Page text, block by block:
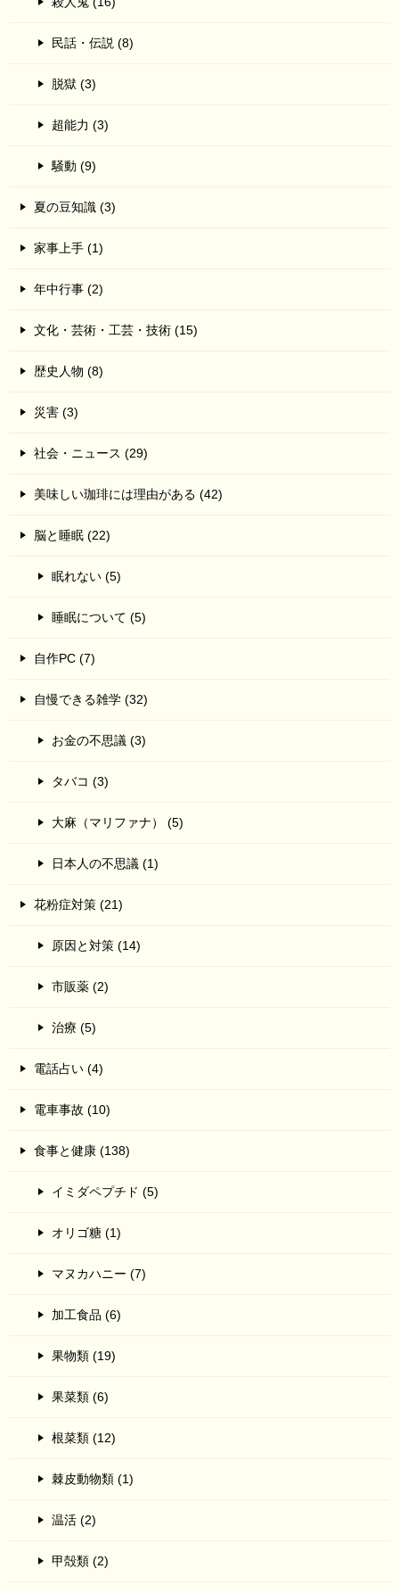
民話・伝説 (8)
脱獄 (3)
超能力 (3)
騒動 (9)
夏の豆知識 (3)
家事上手 (1)
年中行事 (2)
文化・芸術・工芸・技術 (15)
歴史人物 (8)
災害 (3)
社会・ニュース (29)
美味しい珈琲には理由がある (42)
脳と睡眠 (22)
眠れない (5)
睡眠について (5)
自作PC (7)
自慢できる雑学 (32)
お金の不思議 (3)
タバコ (3)
大麻（マリファナ） (5)
日本人の不思議 (1)
花粉症対策 (21)
原因と対策 (14)
市販薬 (2)
治療 (5)
電話占い (4)
電車事故 (10)
食事と健康 (138)
イミダペプチド (5)
オリゴ糖 (1)
マヌカハニー (7)
加工食品 (6)
果物類 (19)
果菜類 (6)
根菜類 (12)
棘皮動物類 (1)
温活 (2)
甲殻類 (2)